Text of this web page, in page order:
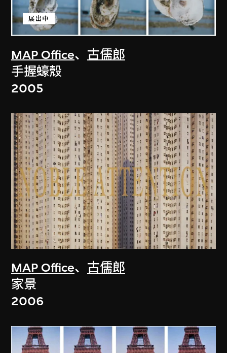
MAP Office、 古儒郎
展出中
手握蠔殼
2005
MAP Office、 古儒郎
家景
2006